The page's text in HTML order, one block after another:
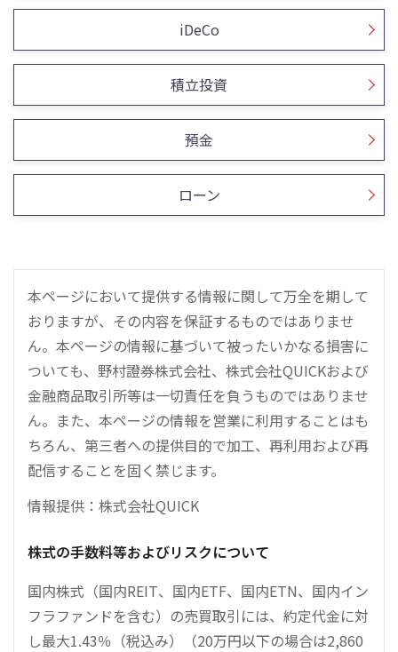
iDeCo
積立投資
預金
ローン
本ページにおいて提供する情報に関して万全を期して
おりますが、その内容を保証するものではありませ
ん。本ページの情報に基づいて被ったいかなる損害に
ついても、野村證券株式会社、株式会社QUICKおよび
金融商品取引所等は一切責任を負うものではありませ
ん。また、本ページの情報を営業に利用することはも
ちろん、第三者への提供目的で加工、再利用および再
配信することを固く禁じます。
情報提供：株式会社QUICK
株式の手数料等およびリスクについて
国内株式（国内REIT、国内ETF、国内ETN、国内イン
フラファンドを含む）の売買取引には、約定代金に対
し最大1.43％（税込み）（20万円以下の場合は2,860